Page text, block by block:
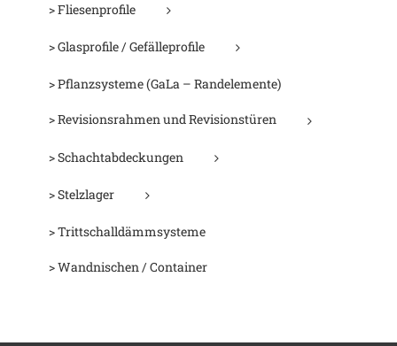
> Fliesenprofile
> Glasprofile / Gefälleprofile
> Pflanzsysteme (GaLa – Randelemente)
> Revisionsrahmen und Revisionstüren
> Schachtabdeckungen
> Stelzlager
> Trittschalldämmsysteme
> Wandnischen / Container